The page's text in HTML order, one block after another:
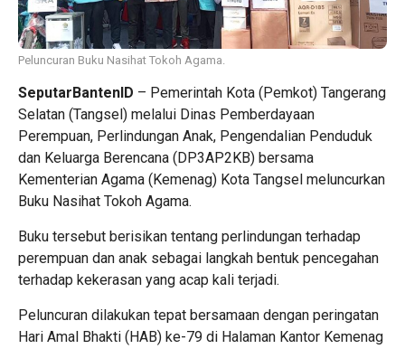
Peluncuran Buku Nasihat Tokoh Agama.
SeputarBantenID – Pemerintah Kota (Pemkot) Tangerang
Selatan (Tangsel) melalui Dinas Pemberdayaan
Perempuan, Perlindungan Anak, Pengendalian Penduduk
dan Keluarga Berencana (DP3AP2KB) bersama
Kementerian Agama (Kemenag) Kota Tangsel meluncurkan
Buku Nasihat Tokoh Agama.
Buku tersebut berisikan tentang perlindungan terhadap
perempuan dan anak sebagai langkah bentuk pencegahan
terhadap kekerasan yang acap kali terjadi.
Peluncuran dilakukan tepat bersamaan dengan peringatan
Hari Amal Bhakti (HAB) ke-79 di Halaman Kantor Kemenag